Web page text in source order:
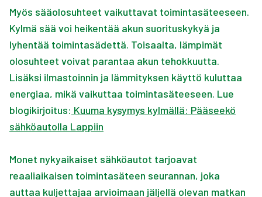
Myös sääolosuhteet vaikuttavat toimintasäteeseen.
Kylmä sää voi heikentää akun suorituskykyä ja
lyhentää toimintasädettä. Toisaalta, lämpimät
olosuhteet voivat parantaa akun tehokkuutta.
Lisäksi ilmastoinnin ja lämmityksen käyttö kuluttaa
energiaa, mikä vaikuttaa toimintasäteeseen. Lue
blogikirjoitus: Kuuma kysymys kylmällä: Pääseekö
sähköautolla Lappiin
Monet nykyaikaiset sähköautot tarjoavat
reaaliaikaisen toimintasäteen seurannan, joka
auttaa kuljettajaa arvioimaan jäljellä olevan matkan